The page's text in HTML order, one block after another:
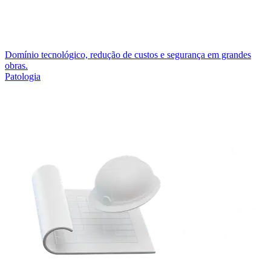
Domínio tecnológico, redução de custos e segurança em grandes
obras.
Patologia